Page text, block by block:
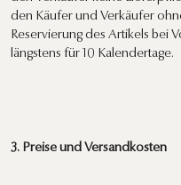
den Käufer und Verkäufer
Reservierung des Artikels bei
längstens für 10 Kalendertage.
3. Preise und Versandkosten